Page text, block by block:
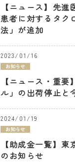
【ニュース】先
患者に対するタク
法」が追加
2023/01/16
お知らせ
【ニュース・重要
ル」の出荷停止と
2024/01/19
お知らせ
【助成金一覧】
のお知らせ